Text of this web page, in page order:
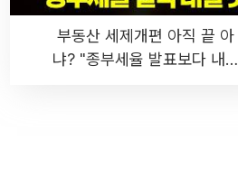
부동산 세제개편 아직 끝 아
냐? "종부세율 발표보다 내릴